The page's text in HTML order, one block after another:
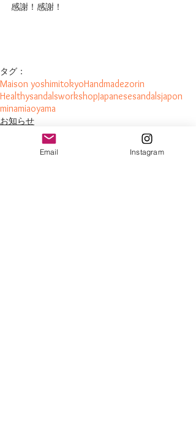
感謝！感謝！
タグ：
Maison yoshimitokyoHandmadezorin
HealthysandalsworkshopJapanesesandalsjapon
minamiaoyama
お知らせ
Email Instagram